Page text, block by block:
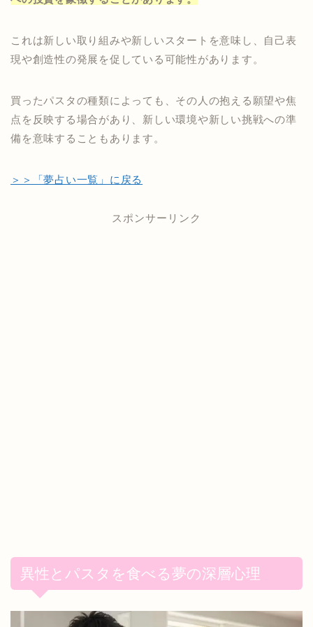
これは新しい取り組みや新しいスタートを意味し、自己表
現や創造性の発展を促している可能性があります。
買ったパスタの種類によっても、その人の抱える願望や焦
点を反映する場合があり、新しい環境や新しい挑戦への準
備を意味することもあります。
＞＞「夢占い一覧」に戻る
スポンサーリンク
異性とパスタを食べる夢の深層心理